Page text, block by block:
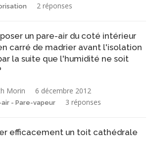
2 réponses
un pare-air du coté intérieur
carré de madrier avant l'isolation
la suite que l'humidité ne soit
Morin 6 décembre 2012
- Pare-vapeur 3 réponses
efficacement un toit cathédrale